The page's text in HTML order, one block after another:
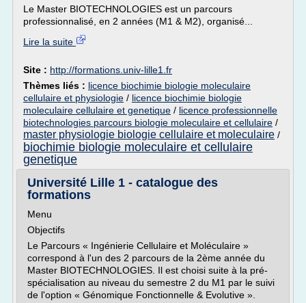
Le Master BIOTECHNOLOGIES est un parcours
professionnalisé, en 2 années (M1 & M2), organisé...
Lire la suite
Site : http://formations.univ-lille1.fr
Thèmes liés : licence biochimie biologie moleculaire
cellulaire et physiologie / licence biochimie biologie
moleculaire cellulaire et genetique / licence professionnelle
biotechnologies parcours biologie moleculaire et cellulaire /
master physiologie biologie cellulaire et moleculaire /
biochimie biologie moleculaire et cellulaire
genetique
Université Lille 1 - catalogue des
formations
Menu
Objectifs
Le Parcours « Ingénierie Cellulaire et Moléculaire »
correspond à l'un des 2 parcours de la 2ème année du
Master BIOTECHNOLOGIES. Il est choisi suite à la pré-
spécialisation au niveau du semestre 2 du M1 par le suivi
de l'option « Génomique Fonctionnelle & Evolutive ».